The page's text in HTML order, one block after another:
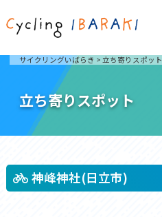
サイクリングいばらき > 立ち寄りスポット
立ち寄りスポット
神峰神社(日立市)